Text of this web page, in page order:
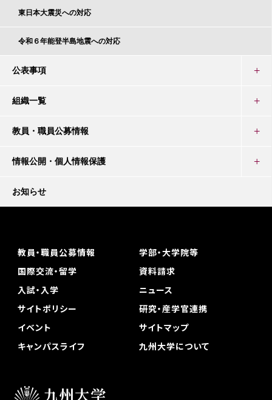
東日本大震災への対応
令和６年能登半島地震への対応
公表事項
組織一覧
教員・職員公募情報
情報公開・個人情報保護
お知らせ
教員・職員公募情報
学部・大学院等
国際交流・留学
資料請求
入試・入学
ニュース
サイトポリシー
研究・産学官連携
イベント
サイトマップ
キャンパスライフ
九州大学について